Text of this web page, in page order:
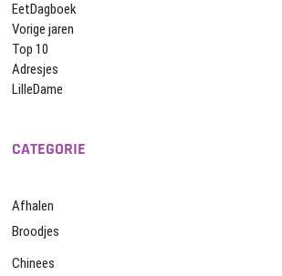
EetDagboek
Vorige jaren
Top 10
Adresjes
LilleDame
CATEGORIE
Afhalen
Broodjes
Chinees